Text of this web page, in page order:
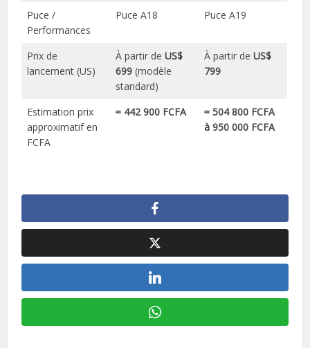
Puce /
Performances
Puce A18 Puce A19
Prix de
lancement (US)
À partir deUS$
699 (modèle
standard)
À partir deUS$
799
Estimation prix
approximatif en
FCFA
≈ 442 900 FCFA
≈ 504 800 FCFA
à 950 000 FCFA